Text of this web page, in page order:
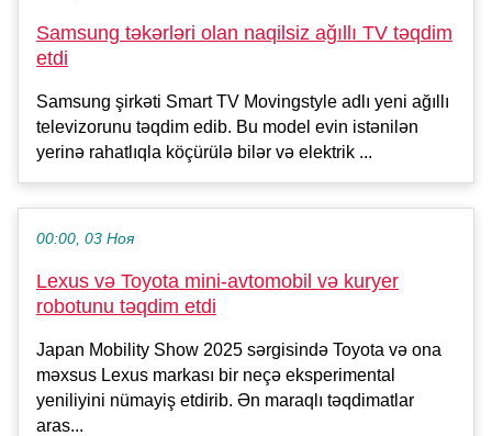
Samsung təkərləri olan naqilsiz ağıllı TV təqdim
etdi
Samsung şirkəti Smart TV Movingstyle adlı yeni ağıllı
televizorunu təqdim edib. Bu model evin istənilən
yerinə rahatlıqla köçürülə bilər və elektrik ...
00:00, 03 Ноя
Lexus və Toyota mini-avtomobil və kuryer
robotunu təqdim etdi
Japan Mobility Show 2025 sərgisində Toyota və ona
məxsus Lexus markası bir neçə eksperimental
yeniliyini nümayiş etdirib. Ən maraqlı təqdimatlar
aras...